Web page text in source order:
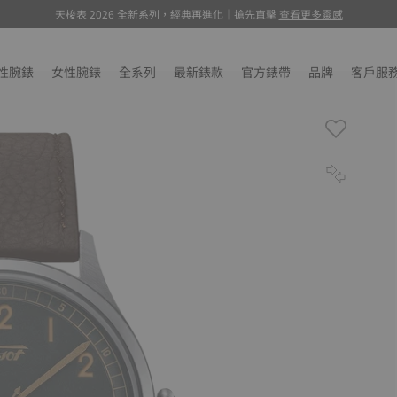
環法特展, 萬元聯名腕錶驚喜抽選, 瞭解更多
天梭表 2026 全新系列，經典再進化｜搶先直擊 查看更多靈感
腕錶 女性腕錶 全系列 最新錶款 官方錶帶 品牌 客戶服